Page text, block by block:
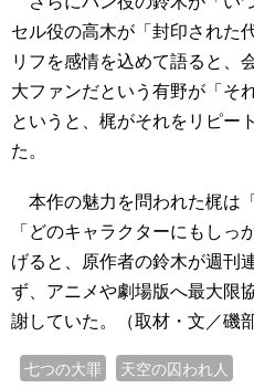
セル役の高木が「封印された
リフを感情を込めて語ると、
大ファンだという有野が「そ
というと、梶がそれをリピー
た。
本作の魅力を問われた梶は
「どのキャラクターにもし
げると、原作者の鈴木が週刊
ず、アニメや劇場版へ最大限
謝していた。（取材・文／磯
七つの大罪 天空の囚われ人